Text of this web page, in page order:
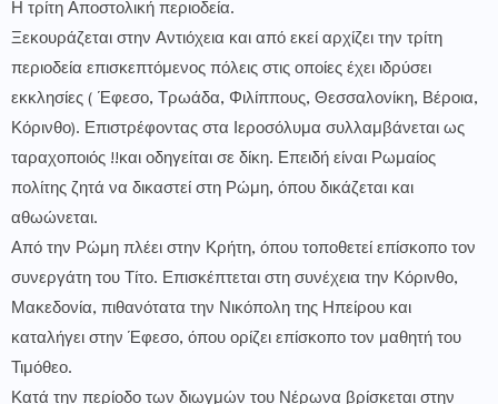
Η τρίτη Αποστολική περιοδεία.
Ξεκουράζεται στην Αντιόχεια και από εκεί αρχίζει την τρίτη
περιοδεία επισκεπτόμενος πόλεις στις οποίες έχει ιδρύσει
εκκλησίες ( Έφεσο, Τρωάδα, Φιλίππους, Θεσσαλονίκη, Βέροια,
Κόρινθο). Επιστρέφοντας στα Ιεροσόλυμα συλλαμβάνεται ως
ταραχοποιός !!και οδηγείται σε δίκη. Επειδή είναι Ρωμαίος
πολίτης ζητά να δικαστεί στη Ρώμη, όπου δικάζεται και
αθωώνεται.
Από την Ρώμη πλέει στην Κρήτη, όπου τοποθετεί επίσκοπο τον
συνεργάτη του Τίτο. Επισκέπτεται στη συνέχεια την Κόρινθο,
Μακεδονία, πιθανότατα την Νικόπολη της Ηπείρου και
καταλήγει στην Έφεσο, όπου ορίζει επίσκοπο τον μαθητή του
Τιμόθεο.
Κατά την περίοδο των διωγμών του Νέρωνα βρίσκεται στην